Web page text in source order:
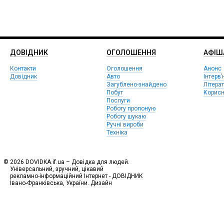
ДОВІДНИК
Контакти
Довідник
ОГОЛОШЕННЯ
Оголошення
Авто
Загублено-знайдено
Побут
Послуги
Роботу пропоную
Роботу шукаю
Ручні вироби
Техніка
Анонс
© 2026 DOVIDKA.if.ua – Довідка для людей.
Універсальний, зручний, цікавий
рекламно-інформаційний Інтернет - ДОВІДНИК
Івано-Франківська, України. Дизайн